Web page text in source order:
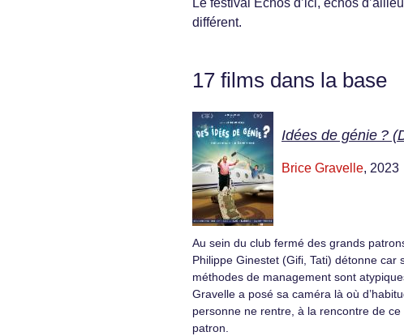
Le festival Échos d’ici, échos
différent.
17 films dans la base
Idées de génie ?
Brice Gravelle, 2023
Au sein du club fermé des grands
Philippe Ginestet (Gifi, Tati) détonne car
méthodes de management sont
Gravelle a posé sa caméra là où
personne ne rentre, à la rencontre de ce
patron.